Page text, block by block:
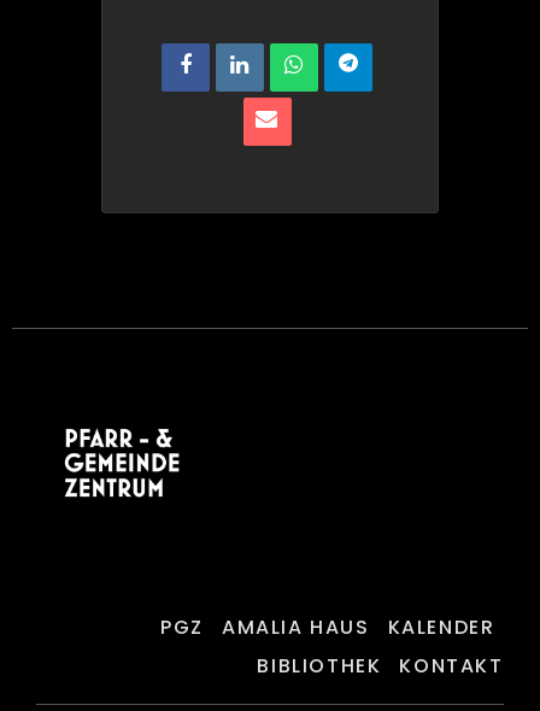
PGZ AMALIA HAUS
KALENDER
BIBLIOTHEK
KONTAKT